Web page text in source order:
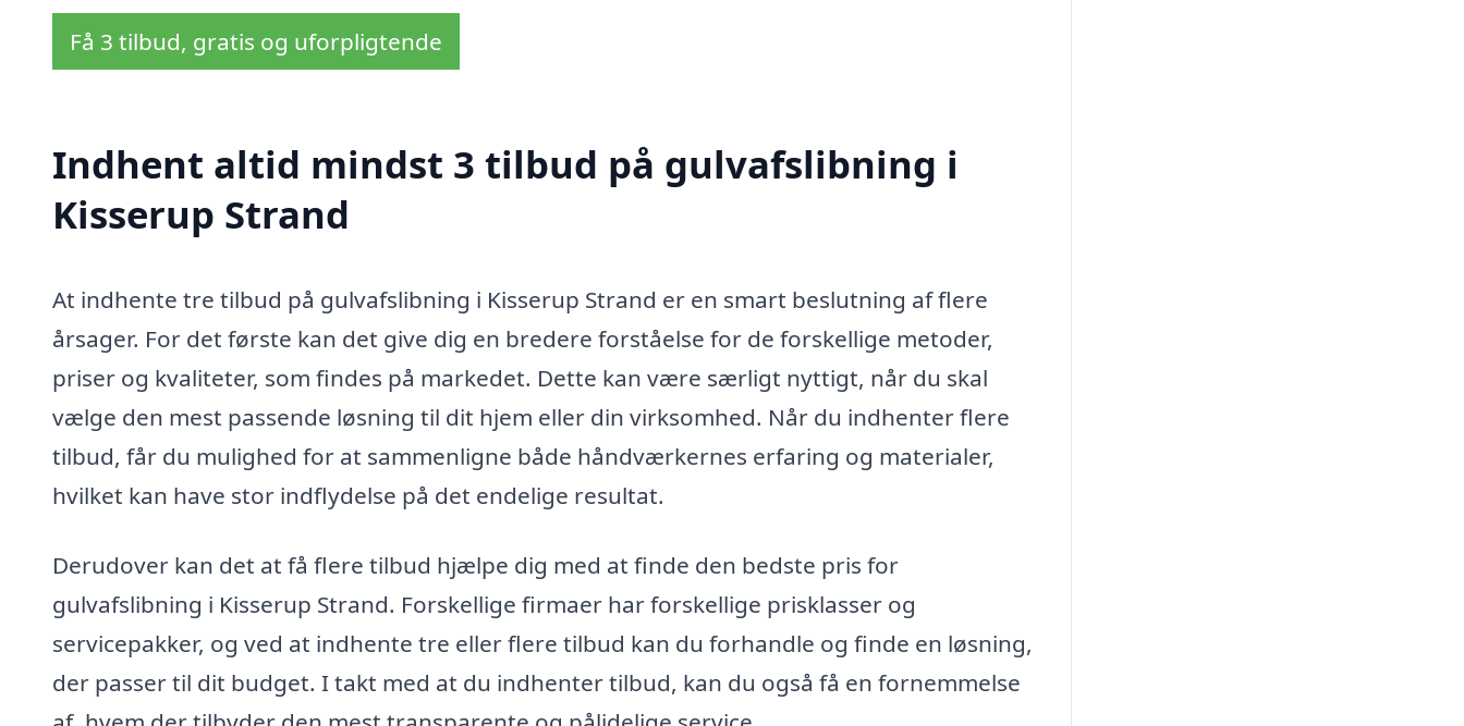
Få 3 tilbud, gratis og uforpligtende
Indhent altid mindst 3 tilbud på gulvafslibning i
Kisserup Strand
At indhente tre tilbud på gulvafslibning i Kisserup Strand er en smart beslutning af flere
årsager. For det første kan det give dig en bredere forståelse for de forskellige metoder,
priser og kvaliteter, som findes på markedet. Dette kan være særligt nyttigt, når du skal
vælge den mest passende løsning til dit hjem eller din virksomhed. Når du indhenter flere
tilbud, får du mulighed for at sammenligne både håndværkernes erfaring og materialer,
hvilket kan have stor indflydelse på det endelige resultat.
Derudover kan det at få flere tilbud hjælpe dig med at finde den bedste pris for
gulvafslibning i Kisserup Strand. Forskellige firmaer har forskellige prisklasser og
servicepakker, og ved at indhente tre eller flere tilbud kan du forhandle og finde en løsning,
der passer til dit budget. I takt med at du indhenter tilbud, kan du også få en fornemmelse